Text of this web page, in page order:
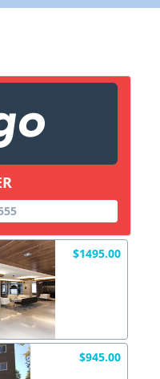
$1495.00
$945.00
dans courriel)
Envoyez